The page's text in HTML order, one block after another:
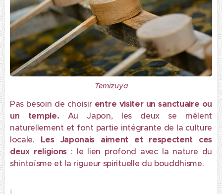
Temizuya
Pas besoin de choisir entre visiter un sanctuaire ou
un temple. Au Japon, les deux se mêlent
naturellement et font partie intégrante de la culture
locale. Les Japonais aiment et respectent ces
deux religions : le lien profond avec la nature du
shintoïsme et la rigueur spirituelle du bouddhisme.